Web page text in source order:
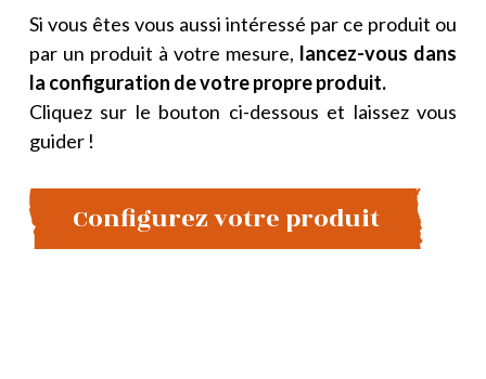
Si vous êtes vous aussi intéressé par ce produit ou
par un produit à votre mesure, lancez-vous dans
la configuration de votre propre produit.
Cliquez sur le bouton ci-dessous et laissez vous
guider !
Configurez votre produit